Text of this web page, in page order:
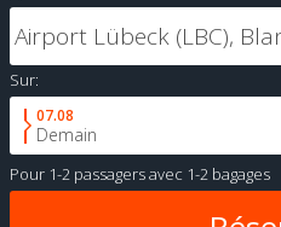
Sur:
07.08
Demain
Pour 1-2 passagersavec 1-2 bagages